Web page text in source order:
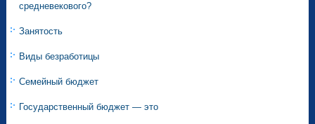
средневекового?
Занятость
Виды безработицы
Семейный бюджет
Государственный бюджет — это